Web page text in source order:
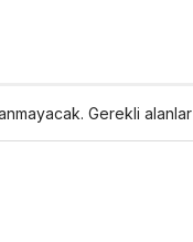
Gerekli alanlar